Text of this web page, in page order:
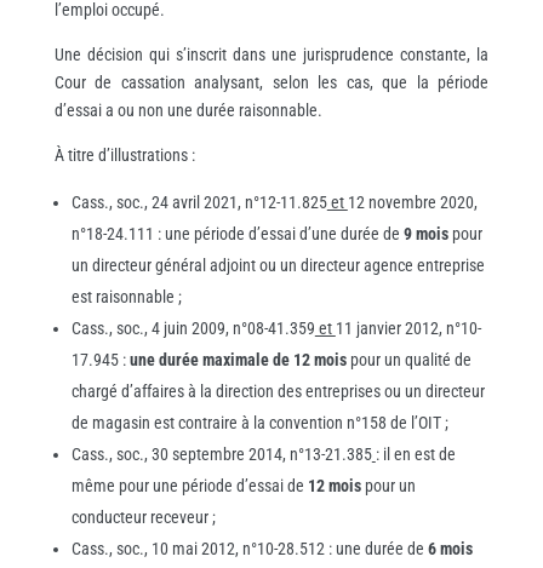
l’emploi occupé.
Une décision qui s’inscrit dans une jurisprudence constante, la
Cour de cassation analysant, selon les cas, que la période
d’essai a ou non une durée raisonnable.
À titre d’illustrations :
Cass., soc., 24 avril 2021, n°12-11.825et 12 novembre 2020,
n°18-24.111 : une période d’essai d’une durée de 9 moispour
un directeur général adjoint ou un directeur agence entreprise
est raisonnable ;
Cass., soc., 4 juin 2009, n°08-41.359 et 11 janvier 2012, n°10-
17.945 :une durée maximale de 12 moispour un qualité de
chargé d’affaires à la direction des entreprises ou un directeur
de magasin est contraire à la convention n°158 de l’OIT ;
Cass., soc., 30 septembre 2014, n°13-21.385 : il en est de
même pour une période d’essai de 12 moispour un
conducteur receveur ;
Cass., soc., 10 mai 2012, n°10-28.512 : une durée de 6 mois